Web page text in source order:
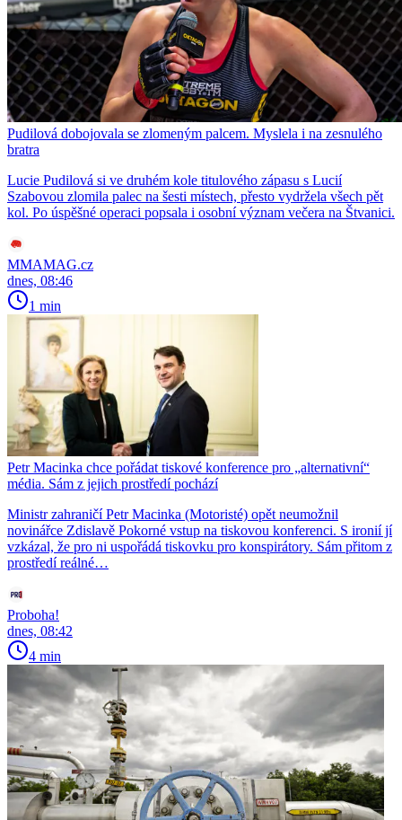
Pudilová dobojovala se zlomeným palcem. Myslela i na zesnulého
bratra
Lucie Pudilová si ve druhém kole titulového zápasu s Lucií
Szabovou zlomila palec na šesti místech, přesto vydržela všech pět
kol. Po úspěšné operaci popsala i osobní význam večera na Štvanici.
MMAMAG.cz
dnes, 08:46
1 min
Petr Macinka chce pořádat tiskové konference pro „alternativní“
média. Sám z jejich prostředí pochází
Ministr zahraničí Petr Macinka (Motoristé) opět neumožnil
novinářce Zdislavě Pokorné vstup na tiskovou konferenci. S ironií jí
vzkázal, že pro ni uspořádá tiskovku pro konspirátory. Sám přitom z
prostředí reálné…
Proboha!
dnes, 08:42
4 min